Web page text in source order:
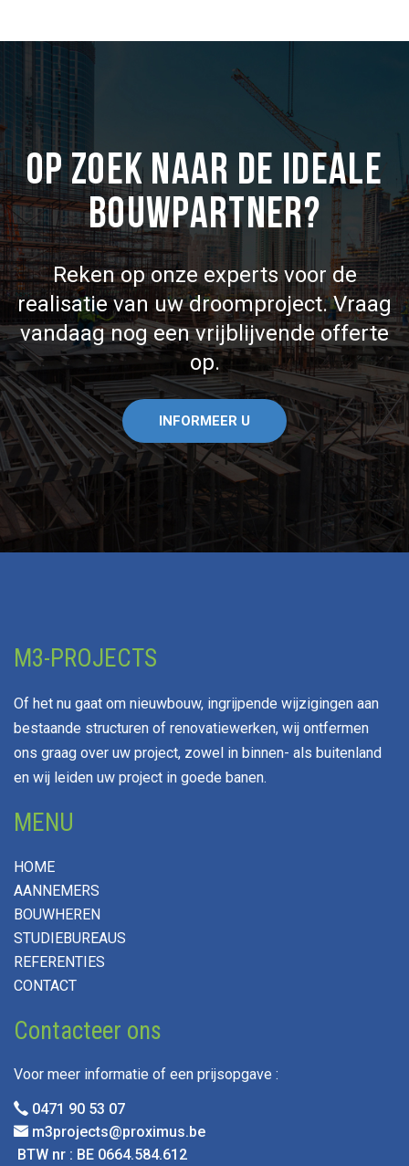
OP ZOEK NAAR DE IDEALE
BOUWPARTNER?
Reken op onze experts voor de
realisatie van uw droomproject. Vraag
vandaag nog een vrijblijvende offerte
op.
INFORMEER U
M3-PROJECTS
Of het nu gaat om nieuwbouw, ingrijpende wijzigingen aan
bestaande structuren of renovatiewerken, wij ontfermen
ons graag over uw project, zowel in binnen- als buitenland
en wij leiden uw project in goede banen.
MENU
HOME
AANNEMERS
BOUWHEREN
STUDIEBUREAUS
REFERENTIES
CONTACT
Contacteer ons
Voor meer informatie of een prijsopgave :
0471 90 53 07
m3projects@proximus.be
BTW nr : BE 0664.584.612